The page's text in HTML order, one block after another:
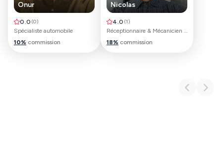
Onur
0.0 (0)
Spécialiste automobile
10% commission
Nicolas
4.0 (1)
Réceptionnaire & Mécanicien automobile
18% commission